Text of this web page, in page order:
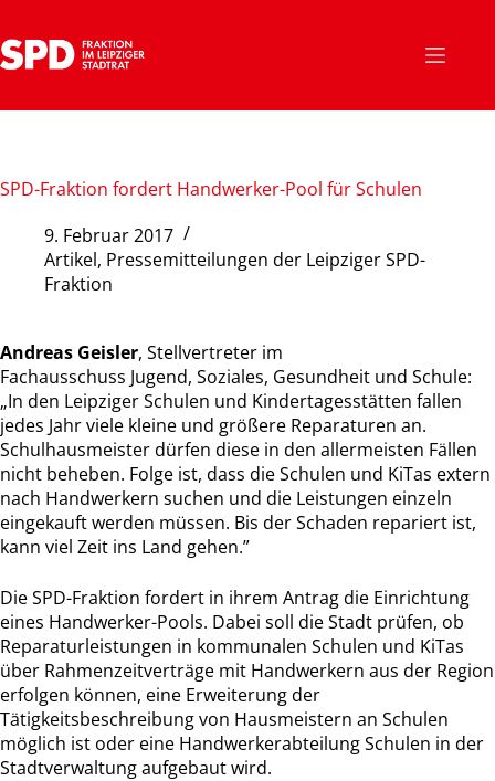
Inhalt
springen
SPD-Fraktion fordert Handwerker-Pool für Schulen
9. Februar 2017
Artikel, Pressemitteilungen der Leipziger SPD-
Fraktion
Andreas Geisler, Stellvertreter im
Fachausschuss Jugend, Soziales, Gesundheit und Schule:
„In den Leipziger Schulen und Kindertagesstätten fallen
jedes Jahr viele kleine und größere Reparaturen an.
Schulhausmeister dürfen diese in den allermeisten Fällen
nicht beheben. Folge ist, dass die Schulen und KiTas extern
nach Handwerkern suchen und die Leistungen einzeln
eingekauft werden müssen. Bis der Schaden repariert ist,
kann viel Zeit ins Land gehen.”
Die SPD-Fraktion fordert in ihrem Antrag die Einrichtung
eines Handwerker-Pools. Dabei soll die Stadt prüfen, ob
Reparaturleistungen in kommunalen Schulen und KiTas
über Rahmenzeitverträge mit Handwerkern aus der Region
erfolgen können, eine Erweiterung der
Tätigkeitsbeschreibung von Hausmeistern an Schulen
möglich ist oder eine Handwerkerabteilung Schulen in der
Stadtverwaltung aufgebaut wird.